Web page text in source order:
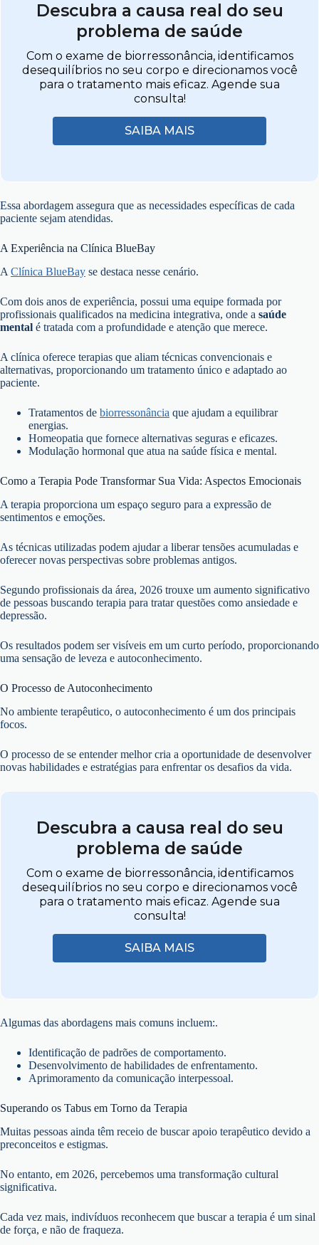
Descubra a causa real do seu
problema de saúde
Com o exame de biorressonância, identificamos
desequilíbrios no seu corpo e direcionamos você
para o tratamento mais eficaz. Agende sua
consulta!
SAIBA MAIS
Essa abordagem assegura que as necessidades específicas de cada
paciente sejam atendidas.
A Experiência na Clínica BlueBay
A Clínica BlueBay se destaca nesse cenário.
Com dois anos de experiência, possui uma equipe formada por
profissionais qualificados na medicina integrativa, onde a saúde
mental é tratada com a profundidade e atenção que merece.
A clínica oferece terapias que aliam técnicas convencionais e
alternativas, proporcionando um tratamento único e adaptado ao
paciente.
Tratamentos de biorressonância que ajudam a equilibrar
energias.
Homeopatia que fornece alternativas seguras e eficazes.
Modulação hormonal que atua na saúde física e mental.
Como a Terapia Pode Transformar Sua Vida: Aspectos Emocionais
A terapia proporciona um espaço seguro para a expressão de
sentimentos e emoções.
As técnicas utilizadas podem ajudar a liberar tensões acumuladas e
oferecer novas perspectivas sobre problemas antigos.
Segundo profissionais da área, 2026 trouxe um aumento significativo
de pessoas buscando terapia para tratar questões como ansiedade e
depressão.
Os resultados podem ser visíveis em um curto período, proporcionando
uma sensação de leveza e autoconhecimento.
O Processo de Autoconhecimento
No ambiente terapêutico, o autoconhecimento é um dos principais
focos.
O processo de se entender melhor cria a oportunidade de desenvolver
novas habilidades e estratégias para enfrentar os desafios da vida.
Descubra a causa real do seu
problema de saúde
Com o exame de biorressonância, identificamos
desequilíbrios no seu corpo e direcionamos você
para o tratamento mais eficaz. Agende sua
consulta!
SAIBA MAIS
Algumas das abordagens mais comuns incluem:.
Identificação de padrões de comportamento.
Desenvolvimento de habilidades de enfrentamento.
Aprimoramento da comunicação interpessoal.
Superando os Tabus em Torno da Terapia
Muitas pessoas ainda têm receio de buscar apoio terapêutico devido a
preconceitos e estigmas.
No entanto, em 2026, percebemos uma transformação cultural
significativa.
Cada vez mais, indivíduos reconhecem que buscar a terapia é um sinal
de força, e não de fraqueza.